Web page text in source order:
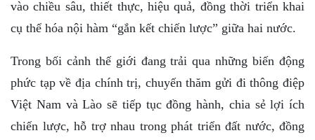
vào chiều sâu, thiết thực, hiệu quả, đồng thời triển khai
cụ thể hóa nội hàm “gắn kết chiến lược” giữa hai nước.
Trong bối cảnh thế giới đang trải qua những biến động
phức tạp về địa chính trị, chuyến thăm gửi đi thông điệp
Việt Nam và Lào sẽ tiếp tục đồng hành, chia sẻ lợi ích
chiến lược, hỗ trợ nhau trong phát triển đất nước, đồng